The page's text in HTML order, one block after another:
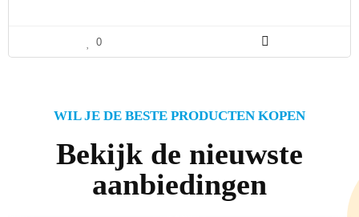
0
WIL JE DE BESTE PRODUCTEN KOPEN
Bekijk de nieuwste
aanbiedingen